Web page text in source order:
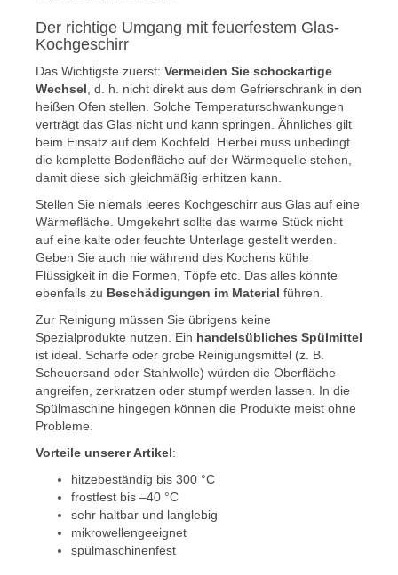
Der richtige Umgang mit feuerfestem Glas-
Kochgeschirr
Das Wichtigste zuerst: Vermeiden Sie schockartige
Wechsel , d. h. nicht direkt aus dem Gefrierschrank in den
heißen Ofen stellen. Solche Temperaturschwankungen
verträgt das Glas nicht und kann springen. Ähnliches gilt
beim Einsatz auf dem Kochfeld. Hierbei muss unbedingt
die komplette Bodenfläche auf der Wärmequelle stehen,
damit diese sich gleichmäßig erhitzen kann.
Stellen Sie niemals leeres Kochgeschirr aus Glas auf eine
Wärmefläche. Umgekehrt sollte das warme Stück nicht
auf eine kalte oder feuchte Unterlage gestellt werden.
Geben Sie auch nie während des Kochens kühle
Flüssigkeit in die Formen, Töpfe etc. Das alles könnte
ebenfalls zu Beschädigungen im Material führen.
Zur Reinigung müssen Sie übrigens keine
Spezialprodukte nutzen. Ein handelsübliches Spülmittel
ist ideal. Scharfe oder grobe Reinigungsmittel (z. B.
Scheuersand oder Stahlwolle) würden die Oberfläche
angreifen, zerkratzen oder stumpf werden lassen. In die
Spülmaschine hingegen können die Produkte meist ohne
Probleme.
Vorteile unserer Artikel:
hitzebeständig bis 300 °C
frostfest bis –40 °C
sehr haltbar und langlebig
mikrowellengeeignet
spülmaschinenfest